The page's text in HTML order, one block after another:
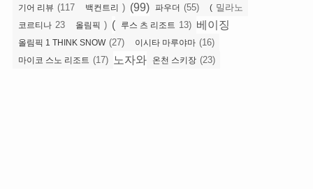
기어 리뷰 (117 백컨트리 ) (99) 파우더 (55) ( 밀라노
코르티나 23 올림픽 ) ( 루스 츠 리조트 13) 베이징
올림픽 1 THINK SNOW(27) 이시타 마루야마 (16)
마이코 스노 리조트 (17) 노자와 온천 스키장 (23)